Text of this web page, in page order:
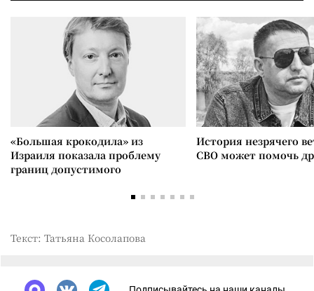
«Большая крокодила» из
Израиля показала проблему
границ допустимого
История незрячего
СВО может помочь
Текст: Татьяна Косолапова